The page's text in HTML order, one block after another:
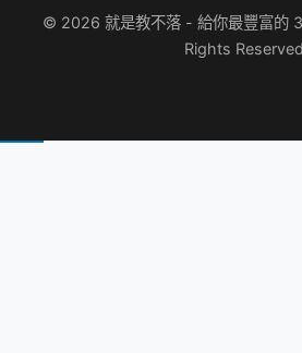
© 2026 就是教不落 - 給你最豐富的
Rights Reserved